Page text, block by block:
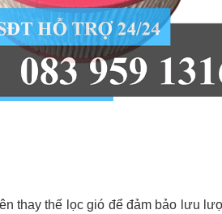
thay thế lọc gió để đảm bảo lưu